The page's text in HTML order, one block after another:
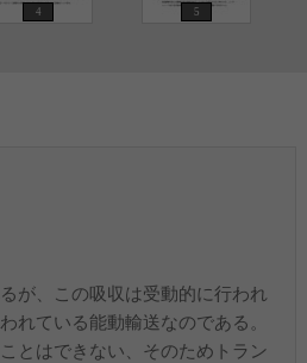
4 5
が、この吸収は受動的に行われ
れている能動輸送なのである。
とはできない、そのためトラン